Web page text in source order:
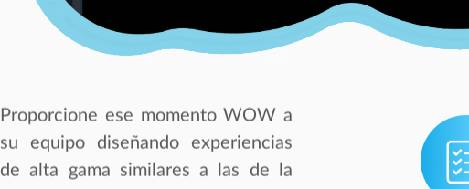
Proporcione ese momento WOW a
su equipo diseñando experiencias
de alta gama similares a las de la